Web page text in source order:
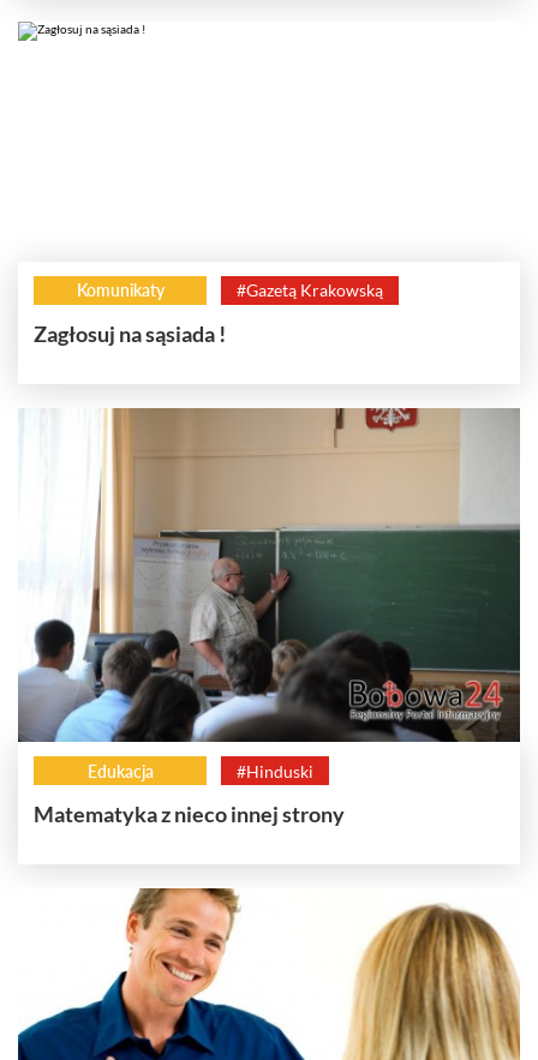
Komunikaty #Gazetą Krakowską
Zagłosuj na sąsiada !
Edukacja #Hinduski
Matematyka z nieco innej strony